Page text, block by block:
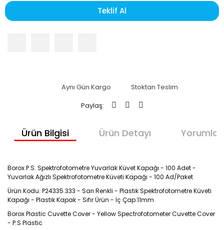
Teklif Al
Aynı Gün Kargo
Stoktan Teslim
Paylaş:
Ürün Bilgisi Ürün Detayı Yorumlar
Borox P.S. Spektrofotometre Yuvarlak Küvet Kapağı - 100 Adet -
Yuvarlak Ağızlı Spektrofotometre Küveti Kapağı - 100 Ad/Paket
Ürün Kodu: P24335.333 - Sarı Renkli - Plastik Spektrofotometre Küveti
Kapağı - Plastik Kapak - Sıfır Ürün - İç Çap:11mm
Borox Plastic Cuvette Cover - Yellow Spectrofotometer Cuvette Cover
- P.S Plastic